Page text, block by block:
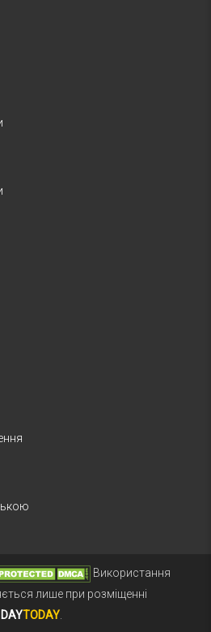
Використання
лише при розміщенні
DAYTODAY.